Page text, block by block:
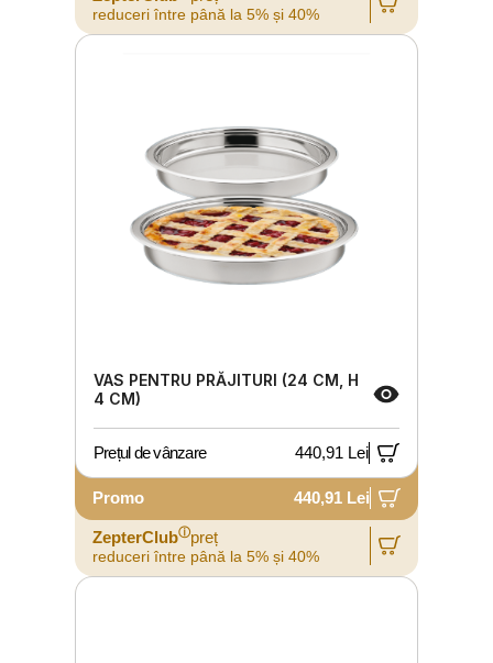
reduceri între până la 5% și 40%
VAS PENTRU PRĂJITURI (24 CM, H
4 CM)
Prețul de vânzare 440,91 Lei
Promo 440,91 Lei
ZepterClubⓘpreț
reduceri între până la 5% și 40%